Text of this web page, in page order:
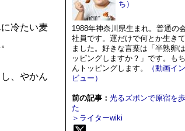
冷たい麦
、やかん
ち）
1988年神奈川県生まれ。普通の
社員です。運だけで何とか生き
ました。好きな言葉は「半熟卵
ッピングしますか？」です。も
んトッピングします。
（動画イ
ビュー）
前の記事： 光るズボンで原宿を
た
＞ライターwiki